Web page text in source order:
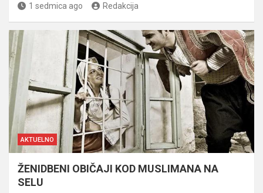
1 sedmica ago Redakcija
AKTUELNO
ŽENIDBENI OBIČAJI KOD MUSLIMANA NA
SELU